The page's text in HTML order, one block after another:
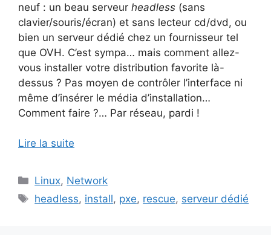
neuf : un beau serveur headless (sans
clavier/souris/écran) et sans lecteur cd/dvd, ou
bien un serveur dédié chez un fournisseur tel
que OVH. C’est sympa… mais comment allez-
vous installer votre distribution favorite là-
dessus ? Pas moyen de contrôler l’interface ni
même d’insérer le média d’installation…
Comment faire ?… Par réseau, pardi !
Lire la suite
Catégories
Linux, Network
Étiquettes
headless, install, pxe, rescue, serveur dédié